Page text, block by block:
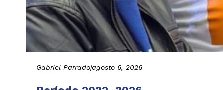
Gabriel Parrado|agosto 6, 2026